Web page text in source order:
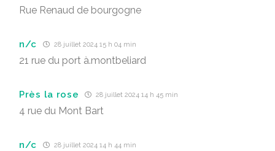
Rue Renaud de bourgogne
n/c 28 juillet 2024 15 h 04 min
21 rue du port à.montbeliard
Près la rose 28 juillet 2024 14 h 45 min
4 rue du Mont Bart
n/c 28 juillet 2024 14 h 44 min